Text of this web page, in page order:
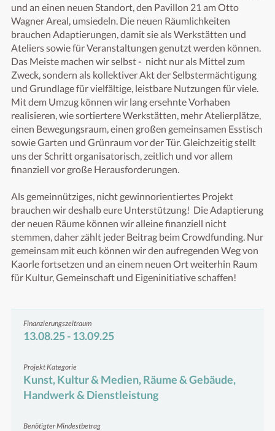
und an einen neuen Standort, den Pavillon 21 am Otto
Wagner Areal, umsiedeln. Die neuen Räumlichkeiten
brauchen Adaptierungen, damit sie als Werkstätten und
Ateliers sowie für Veranstaltungen genutzt werden können.
Das Meiste machen wir selbst -  nicht nur als Mittel zum
Zweck, sondern als kollektiver Akt der Selbstermächtigung
und Grundlage für vielfältige, leistbare Nutzungen für viele.
Mit dem Umzug können wir lang ersehnte Vorhaben
realisieren, wie sortiertere Werkstätten, mehr Atelierplätze,
einen Bewegungsraum, einen großen gemeinsamen Esstisch
sowie Garten und Grünraum vor der Tür. Gleichzeitig stellt
uns der Schritt organisatorisch, zeitlich und vor allem
finanziell vor große Herausforderungen.
Als gemeinnütziges, nicht gewinnorientiertes Projekt
brauchen wir deshalb eure Unterstützung!  Die Adaptierung
der neuen Räume können wir alleine finanziell nicht
stemmen, daher zählt jeder Beitrag beim Crowdfunding. Nur
gemeinsam mit euch können wir den aufregenden Weg von
Kaorle fortsetzen und an einem neuen Ort weiterhin Raum
für Kultur, Gemeinschaft und Eigeninitiative schaffen!
Finanzierungszeitraum
13.08.25 - 13.09.25
Projekt Kategorie
Kunst, Kultur & Medien, Räume & Gebäude,
Handwerk & Dienstleistung
Benötigter Mindestbetrag